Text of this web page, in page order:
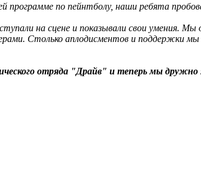
программе по пейнтболу, наши ребята
на сцене и показывали свои умения.
Столько аплодисментов и поддержки
отряда "Драйв" и теперь мы